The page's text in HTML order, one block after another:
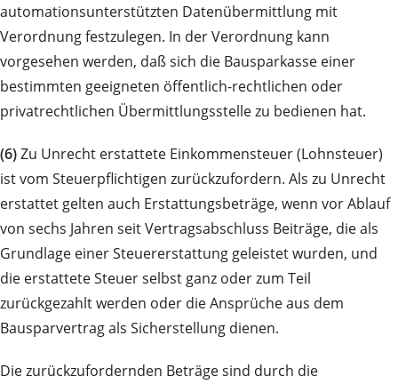
automationsunterstützten Datenübermittlung mit
Verordnung festzulegen. In der Verordnung kann
vorgesehen werden, daß sich die Bausparkasse einer
bestimmten geeigneten öffentlich-rechtlichen oder
privatrechtlichen Übermittlungsstelle zu bedienen hat.
(6)Zu Unrecht erstattete Einkommensteuer (Lohnsteuer)
ist vom Steuerpflichtigen zurückzufordern. Als zu Unrecht
erstattet gelten auch Erstattungsbeträge, wenn vor Ablauf
von sechs Jahren seit Vertragsabschluss Beiträge, die als
Grundlage einer Steuererstattung geleistet wurden, und
die erstattete Steuer selbst ganz oder zum Teil
zurückgezahlt werden oder die Ansprüche aus dem
Bausparvertrag als Sicherstellung dienen.
Die zurückzufordernden Beträge sind durch die